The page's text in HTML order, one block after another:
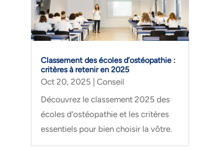
Classement des écoles d’ostéopathie :
critères à retenir en 2025
Oct 20, 2025 | Conseil
Découvrez le classement 2025 des
écoles d’ostéopathie et les critères
essentiels pour bien choisir la vôtre.